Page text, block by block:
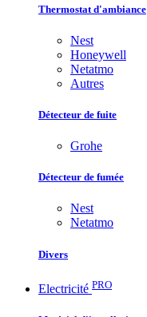
Thermostat d'ambiance
Nest
Honeywell
Netatmo
Autres
Détecteur de fuite
Grohe
Détecteur de fumée
Nest
Netatmo
Divers
Electricité PRO